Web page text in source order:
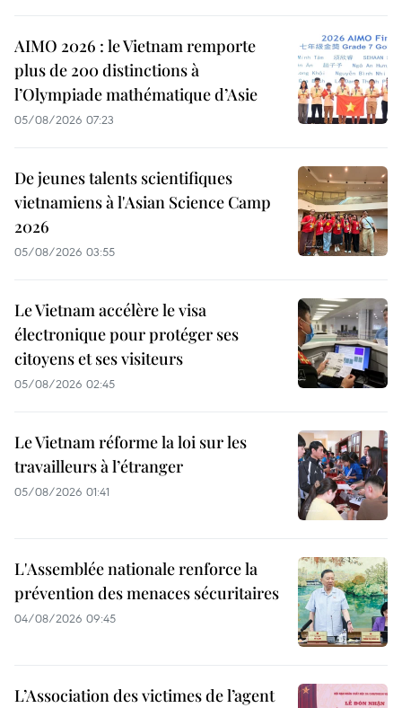
AIMO 2026 : le Vietnam remporte
plus de 200 distinctions à
l’Olympiade mathématique d’Asie
05/08/2026 07:23
De jeunes talents scientifiques
vietnamiens à l'Asian Science Camp
2026
05/08/2026 03:55
Le Vietnam accélère le visa
électronique pour protéger ses
citoyens et ses visiteurs
05/08/2026 02:45
Le Vietnam réforme la loi sur les
travailleurs à l’étranger
05/08/2026 01:41
L'Assemblée nationale renforce la
prévention des menaces sécuritaires
04/08/2026 09:45
L’Association des victimes de l’agent